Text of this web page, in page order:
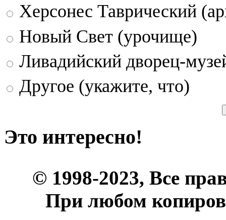
Херсонес Таврический
Новый Свет (урочище)
Ливадийский дворец-
Другое (укажите, что)
Это интересно!
© 1998-2023, Все
При любом